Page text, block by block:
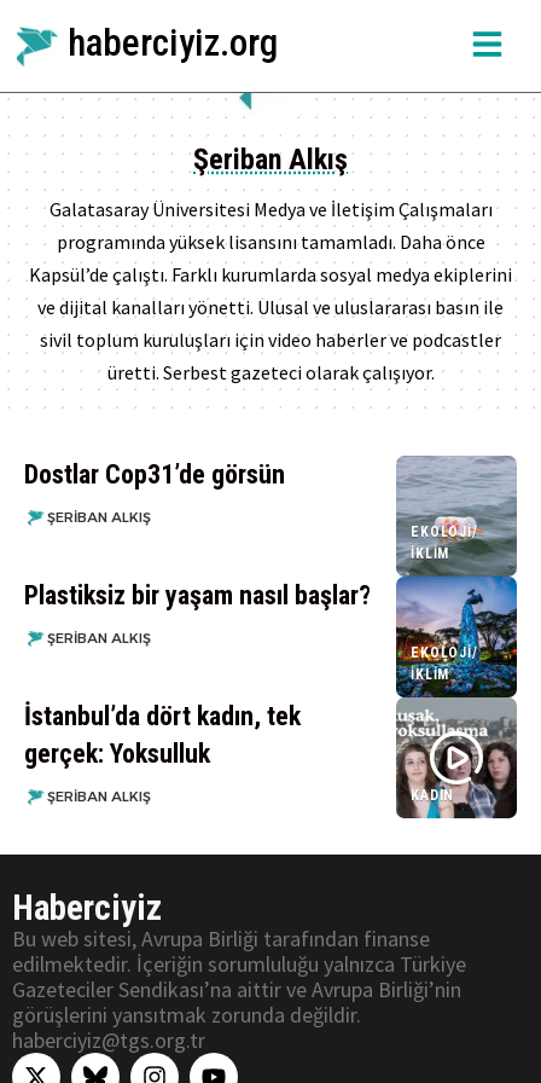
haberciyiz.org
Şeriban Alkış
Galatasaray Üniversitesi Medya ve İletişim Çalışmaları
programında yüksek lisansını tamamladı. Daha önce
Kapsül’de çalıştı. Farklı kurumlarda sosyal medya ekiplerini
ve dijital kanalları yönetti. Ulusal ve uluslararası basın ile
sivil toplum kuruluşları için video haberler ve podcastler
üretti. Serbest gazeteci olarak çalışıyor.
EKOLOJI/
İKLIM
Dostlar Cop31’de görsün
ŞERIBAN ALKIŞ
EKOLOJI/
İKLIM
Plastiksiz bir yaşam nasıl başlar?
ŞERIBAN ALKIŞ
KADIN
İstanbul’da dört kadın, tek
gerçek: Yoksulluk
ŞERIBAN ALKIŞ
Haberciyiz
Bu web sitesi, Avrupa Birliği tarafından finanse
edilmektedir. İçeriğin sorumluluğu yalnızca Türkiye
Gazeteciler Sendikası’na aittir ve Avrupa Birliği’nin
görüşlerini yansıtmak zorunda değildir.
haberciyiz@tgs.org.tr